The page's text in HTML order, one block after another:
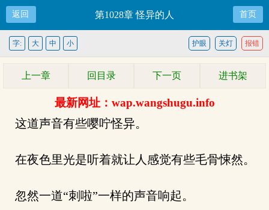
返回 第1028章 怪异的人 首页
报错
关灯
护眼
字: 大 中 小
上一章 回目录 下一页 进书架
最新网址：wap.wangshugu.info
这道声音有些嘤咛怪异。
在夜色里光是听着就让人感觉有些毛骨悚然。
忽然一道“刺啦”一样的声音响起。